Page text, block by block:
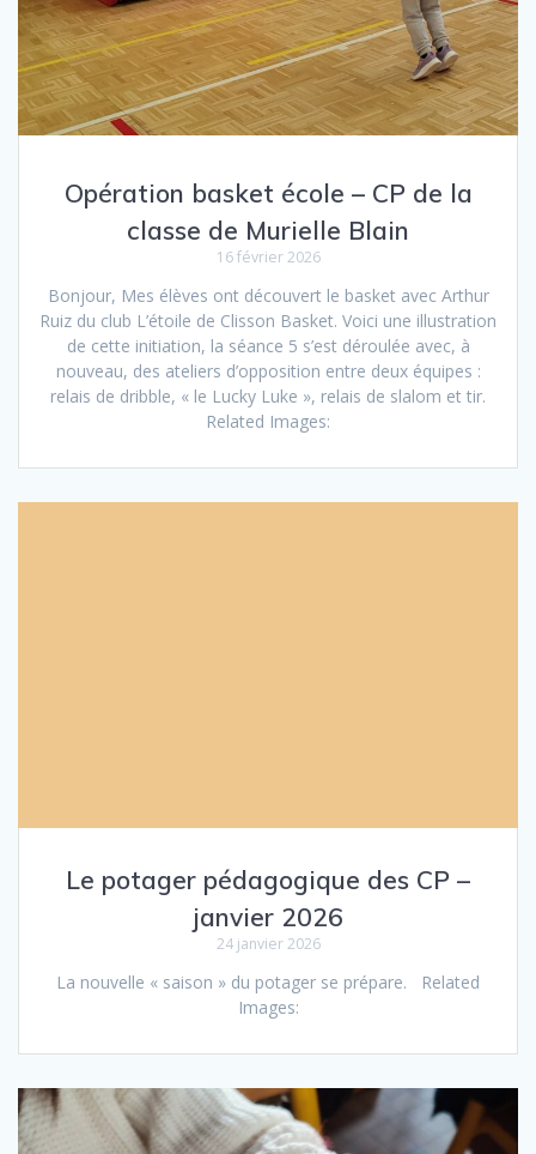
Opération basket école – CP de la
classe de Murielle Blain
16 février 2026
Bonjour, Mes élèves ont découvert le basket avec Arthur
Ruiz du club L’étoile de Clisson Basket. Voici une illustration
de cette initiation, la séance 5 s’est déroulée avec, à
nouveau, des ateliers d’opposition entre deux équipes :
relais de dribble, « le Lucky Luke », relais de slalom et tir.
Related Images:
Le potager pédagogique des CP –
janvier 2026
24 janvier 2026
La nouvelle « saison » du potager se prépare. Related
Images: